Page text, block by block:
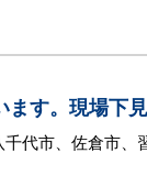
す。現場下
代市、佐倉市